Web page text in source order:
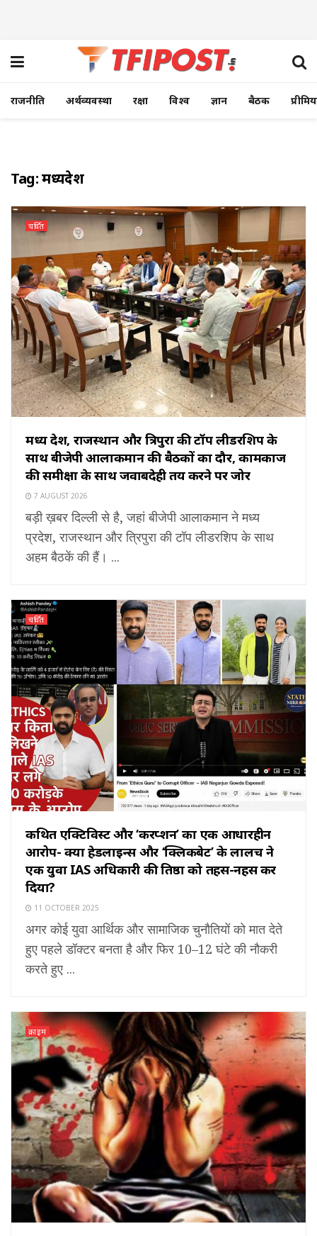
राजनीति अर्थव्यवस्था रक्षा विश्व ज्ञान बैठक
Tag:मध्यप्रदेश
चर्चित
मध्य प्रदेश, राजस्थान और त्रिपुरा की टॉप लीडरशिप के
साथ बीजेपी आलाकमान की बैठकों का दौर, कामकाज
की समीक्षा के साथ जवाबदेही तय करने पर जोर
7 AUGUST 2026
बड़ी ख़बर दिल्ली से है, जहां बीजेपी आलाकमान ने मध्य
प्रदेश, राजस्थान और त्रिपुरा की टॉप लीडरशिप के साथ
अहम बैठकें की हैं। ...
चर्चित
कथित एक्टिविस्ट और ‘करप्शन’ का एक आधारहीन
आरोप- क्या हेडलाइन्स और ‘क्लिकबेट’ के लालच ने
एक युवा IAS अधिकारी की प्रतिष्ठा को तहस-नहस कर
दिया?
11 OCTOBER 2025
अगर कोई युवा आर्थिक और सामाजिक चुनौतियों को मात देते
हुए पहले डॉक्टर बनता है और फिर 10–12 घंटे की नौकरी
करते हुए ...
क्राइम